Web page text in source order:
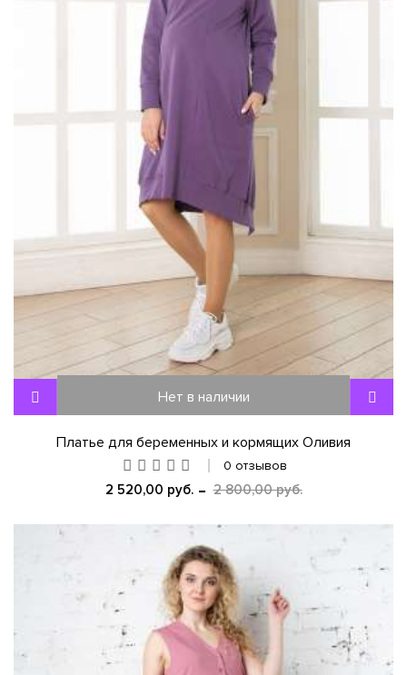
Нет в наличии
Платье для беременных и кормящих Оливия
0 отзывов
2 520,00 руб. 2 800,00 руб.